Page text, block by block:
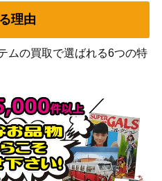
理由
ムの買取で選ばれる6つの特